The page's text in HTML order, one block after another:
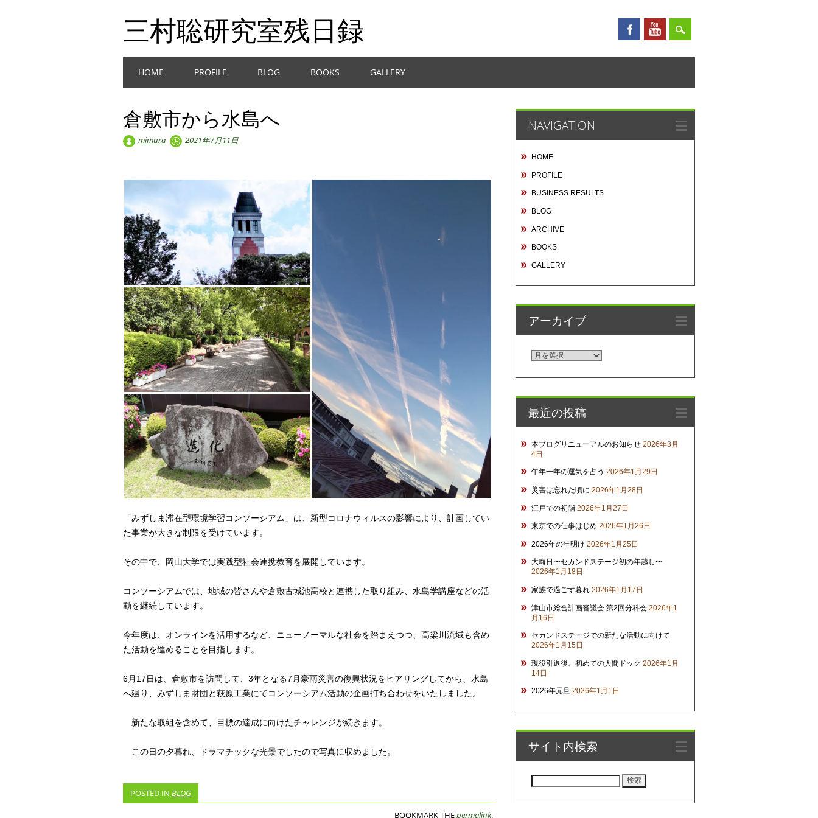
三村聡研究室残日録
Main menu
HOME PROFILE BLOG BOOKS GALLERY
倉敷市から水島へ
mimura 2021年7月11日
「みずしま滞在型環境学習コンソーシアム」は、新型コロナウィルスの影響により、計画してい
た事業が大きな制限を受けています。
その中で、岡山大学では実践型社会連携教育を展開しています。
コンソーシアムでは、地域の皆さんや倉敷古城池高校と連携した取り組み、水島学講座などの活
動を継続しています。
今年度は、オンラインを活用するなど、ニューノーマルな社会を踏まえつつ、高梁川流域も含め
た活動を進めることを目指します。
6月17日は、倉敷市を訪問して、3年となる7月豪雨災害の復興状況をヒアリングしてから、水島
へ廻り、みずしま財団と萩原工業にてコンソーシアム活動の企画打ち合わせをいたしました。
新たな取組を含めて、目標の達成に向けたチャレンジが続きます。
この日の夕暮れ、ドラマチックな光景でしたので写真に収めました。
POSTED INBLOG
BOOKMARK THEpermalink.
NAVIGATION
HOME
PROFILE
BUSINESS RESULTS
BLOG
ARCHIVE
BOOKS
GALLERY
アーカイブ
ア
イ
ブ
最近の投稿
本ブログリニューアルのお知らせ 2026年3月
4日
午年一年の運気を占う 2026年1月29日
災害は忘れた頃に 2026年1月28日
江戸での初詣 2026年1月27日
東京での仕事はじめ 2026年1月26日
2026年の年明け 2026年1月25日
大晦日〜セカンドステージ初の年越し〜
2026年1月18日
家族で過ごす暮れ 2026年1月17日
津山市総合計画審議会 第2回分科会 2026年1
月16日
セカンドステージでの新たな活動に向けて
2026年1月15日
現役引退後、初めての人間ドック 2026年1月
14日
2026年元旦 2026年1月1日
サイト内検索